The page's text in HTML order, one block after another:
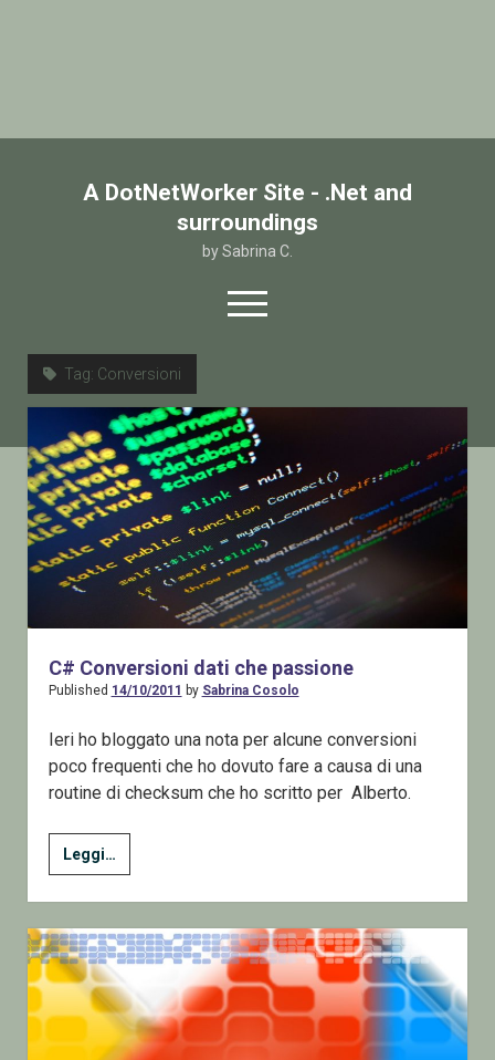
A DotNetWorker Site - .Net and
surroundings
by Sabrina C.
open
menu
Home
Chi sono
Contatto
Tag: Conversioni
C# Conversioni dati che passione
Published 14/10/2011 by Sabrina Cosolo
Ieri ho bloggato una nota per alcune conversioni
poco frequenti che ho dovuto fare a causa di una
routine di checksum che ho scritto per Alberto.
Leggi…
Conversioni
dati
che
passione